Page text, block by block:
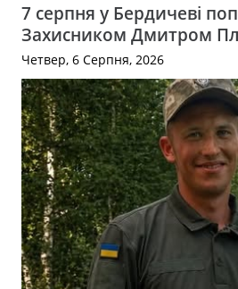
7 серпня у Бердичеві
Захисником Дмитром
Четвер, 6 Серпня, 2026